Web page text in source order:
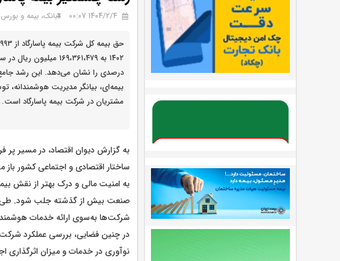
۱۴۰۴/۲/۴ 00:07 بانک، بیمه و بورس
درصدی را نشان می‌دهد. این رشد
بیمه‌ای، بیانگر مدیریت هوشمندانه،
مشتریان در شرکت بیمه پاسارگاد است.
به گزارش دیوان اقتصاد، در مسیر پر
ساختار اقتصادی و اجتماعی کشور باز
به امنیت مالی و درک بهتر از نقش
صنعت بیش از گذشته جلب شود. طی
شرکت‌ها به‌سوی ارائه خدمات
در چنین فضایی، بررسی عملکرد
نوآوری در خدمات و میزان اثرگذاری